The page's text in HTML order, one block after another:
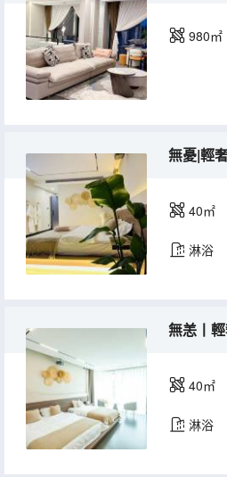
980㎡
無憂|輕
40㎡
淋浴
無恙丨
40㎡
淋浴